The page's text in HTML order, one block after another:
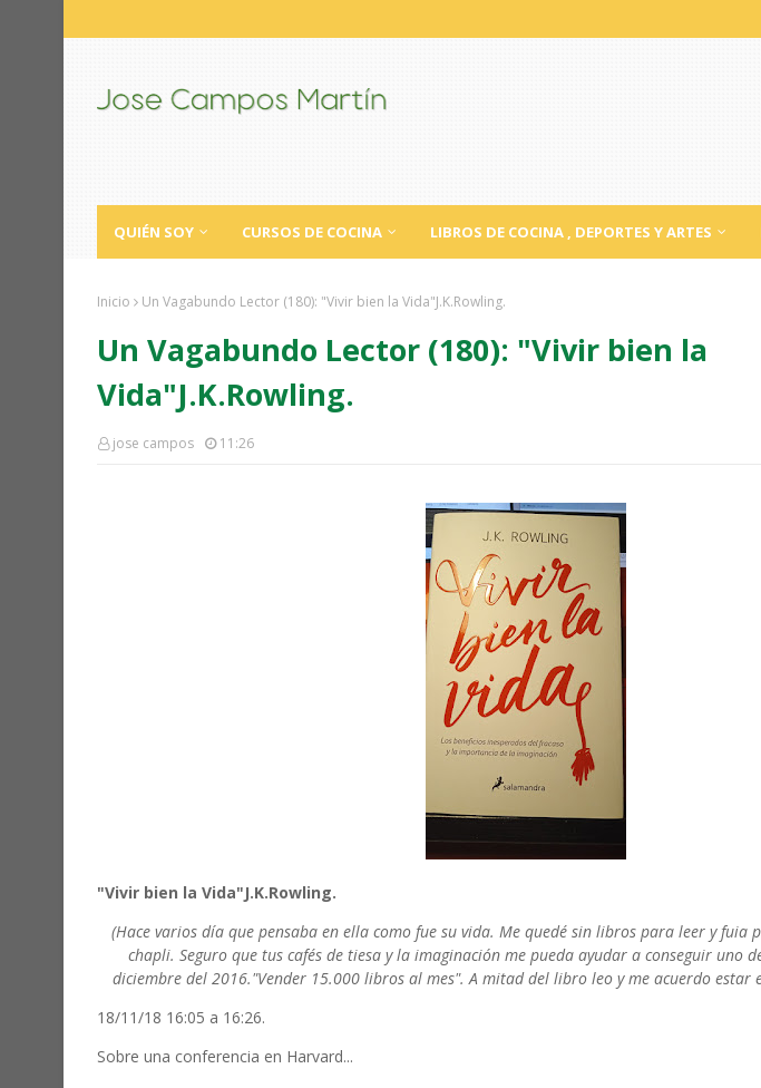
QUIÉN SOY CURSOS DE COCINA LIBROS DE COCINA , DEPORTES Y ARTES
Inicio Un Vagabundo Lector (180): "Vivir bien la Vida"J.K.Rowling.
Un Vagabundo Lector (180): "Vivir bien la
Vida"J.K.Rowling.
jose campos 11:26
"Vivir bien la Vida"J.K.Rowling.
(Hace varios día que pensaba en ella como fue su vida. Me quedé sin libros para leer y fuia
chapli. Seguro que tus cafés de tiesa y la imaginación me pueda ayudar a conseguir uno
diciembre del 2016."Vender 15.000 libros al mes". A mitad del libro leo y me acuerdo estar
18/11/18 16:05 a 16:26.
Sobre una conferencia en Harvard...